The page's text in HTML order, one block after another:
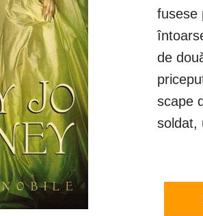
fusese
de
scape
soldat,